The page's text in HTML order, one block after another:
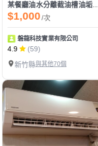
某餐廳油水分離截油槽油垢清理改配Y型管清潔口/法蘭片以利日後拆管通管清洗水管髒污油垢
$1,000/次
磐龍科技實業有限公司
4.9
(59)
新竹縣與其他70個